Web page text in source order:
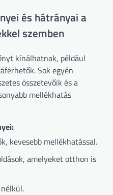
és hátrányai a
szemben
kínálhatnak, például
Sok egyén
összetevőik és a
mellékhatás
kevesebb mellékhatással.
amelyeket otthon is